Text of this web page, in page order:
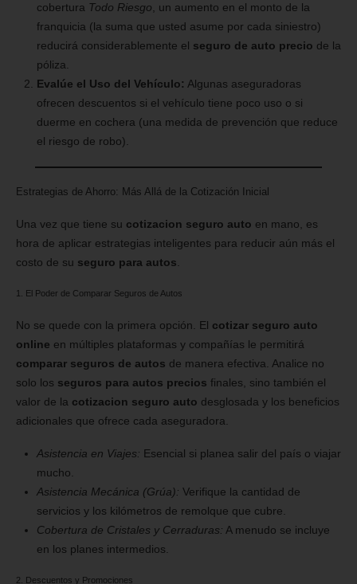
cobertura Todo Riesgo, un aumento en el monto de la
franquicia (la suma que usted asume por cada siniestro)
reducirá considerablemente el seguro de auto precio de la
póliza.
Evalúe el Uso del Vehículo: Algunas aseguradoras
ofrecen descuentos si el vehículo tiene poco uso o si
duerme en cochera (una medida de prevención que reduce
el riesgo de robo).
Estrategias de Ahorro: Más Allá de la Cotización Inicial
Una vez que tiene su cotizacion seguro auto en mano, es
hora de aplicar estrategias inteligentes para reducir aún más el
costo de su seguro para autos
1. El Poder de Comparar Seguros de Autos
No se quede con la primera opción. El cotizar seguro auto
online en múltiples plataformas y compañías le permitirá
comparar seguros de autos de manera efectiva. Analice no
solo los seguros para autos precios finales, sino también el
valor de la cotizacion seguro auto desglosada y los beneficios
adicionales que ofrece cada aseguradora.
Asistencia en Viajes: Esencial si planea salir del país o viajar
mucho.
Asistencia Mecánica (Grúa): Verifique la cantidad de
servicios y los kilómetros de remolque que cubre.
Cobertura de Cristales y Cerraduras: A menudo se incluye
en los planes intermedios.
2. Descuentos y Promociones